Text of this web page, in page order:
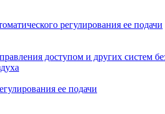
регулирования ее подачи
доступом и других систем
ее подачи